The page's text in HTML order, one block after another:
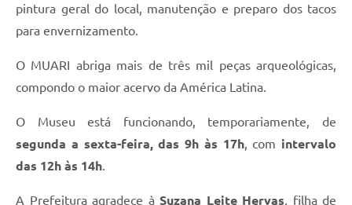
pintura geral do local, manutenção e preparo dos tacos
para envernizamento.
O MUARI abriga mais de três mil peças arqueológicas,
compondo o maior acervo da América Latina.
O Museu está funcionando, temporariamente, de
segunda a sexta-feira, das 9h às 17h, com intervalo
das 12h às 14h
A Prefeitura agradece à Suzana Leite Hervas , filha de